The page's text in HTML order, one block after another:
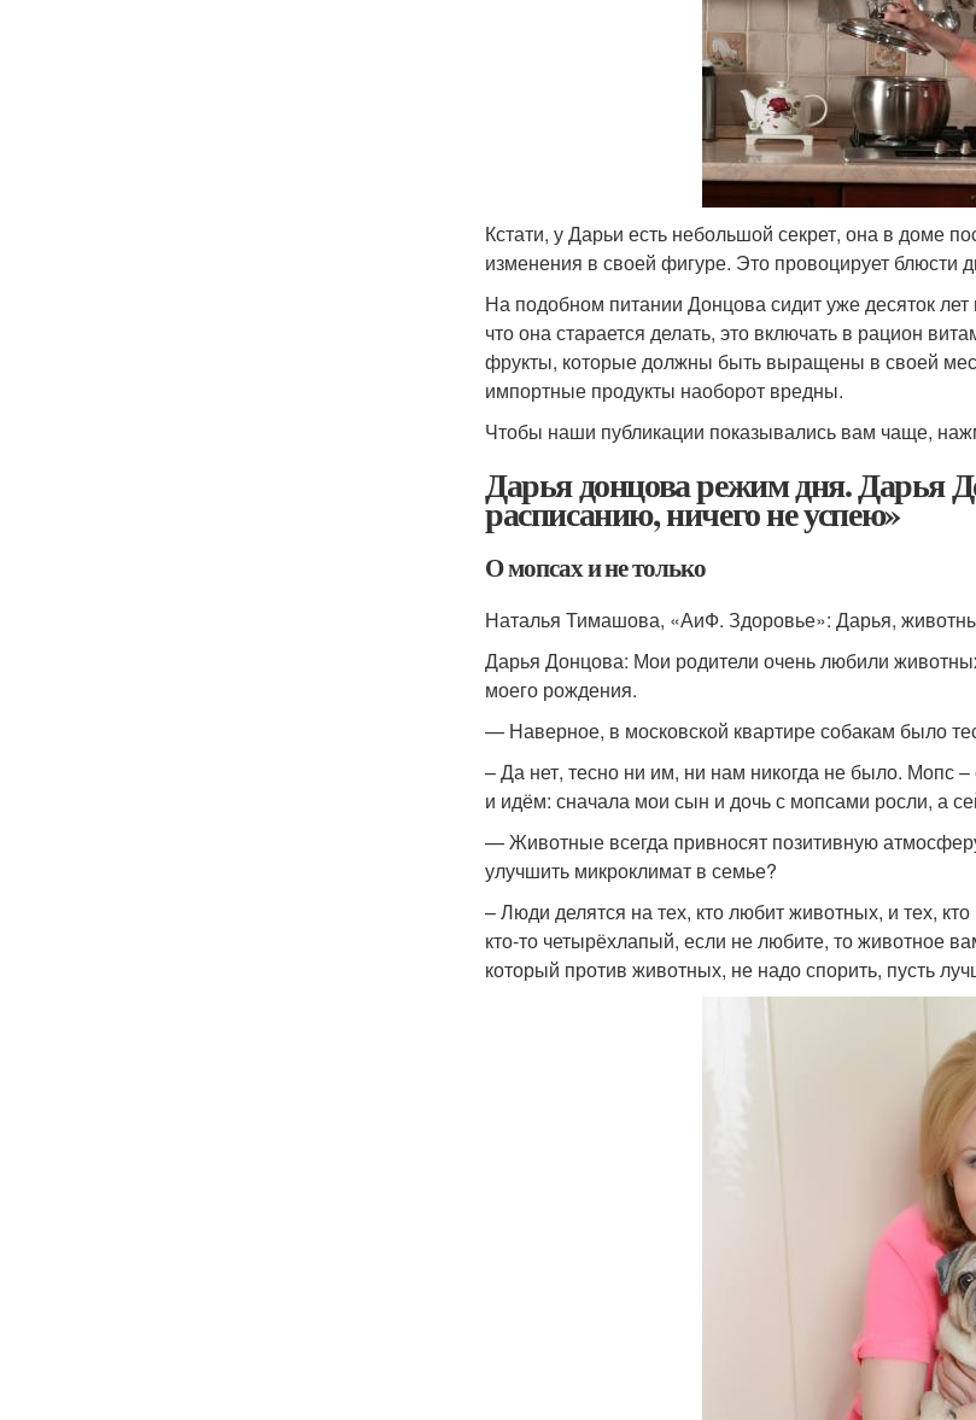
Кстати, у Дарьи есть небольшой секрет, она в доме
изменения в своей фигуре. Это провоцирует блюсти
На подобном питании Донцова сидит уже десяток
что она старается делать, это включать в рацион
фрукты, которые должны быть выращены в своей
импортные продукты наоборот вредны.
Чтобы наши публикации показывались вам чаще,
Дарья донцова режим дня. Дарья
расписанию, ничего не успею»
О мопсах и не только
Наталья Тимашова, «АиФ. Здоровье»: Дарья,
Дарья Донцова: Мои родители очень любили
моего рождения.
— Наверное, в московской квартире собакам было
– Да нет, тесно ни им, ни нам никогда не было. Мопс
и идём: сначала мои сын и дочь с мопсами росли, а
— Животные всегда привносят позитивную
улучшить микроклимат в семье?
– Люди делятся на тех, кто любит животных, и тех,
кто-то четырёхлапый, если не любите, то животное
который против животных, не надо спорить, пусть